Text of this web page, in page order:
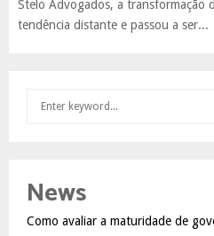
Stelo Advogados, a transformação
tendência distante e passou a ser...
h
o
News
Como avaliar a maturidade de